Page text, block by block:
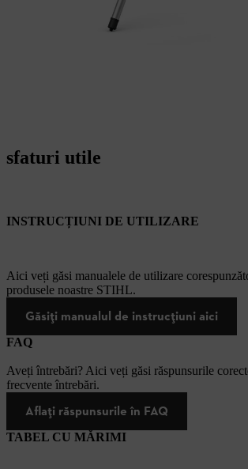
sfaturi utile
INSTRUCȚIUNI DE UTILIZARE
Aici veți găsi manualele de utilizare
produsele noastre STIHL.
Găsiți manualul de instrucțiuni aici
FAQ
Aveți întrebări? Aici veți găsi răspunsurile
frecvente întrebări.
Aflați răspunsurile în FAQ
TABEL CU MĂRIMI